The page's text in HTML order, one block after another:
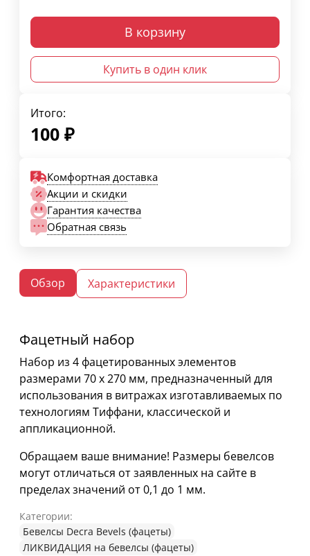
В корзину
Купить в один клик
Итого:
100 ₽
Комфортная доставка
Акции и скидки
Гарантия качества
Обратная связь
Обзор Характеристики
Фацетный набор
Набор из 4 фацетированных элементов
размерами 70 х 270 мм, предназначенный для
использования в витражах изготавливаемых по
технологиям Тиффани, классической и
аппликационной.
Обращаем ваше внимание! Размеры бевелсов
могут отличаться от заявленных на сайте в
пределах значений от 0,1 до 1 мм.
Категории:
Бевелсы Decra Bevels (фацеты)
ЛИКВИДАЦИЯ на бевелсы (фацеты)